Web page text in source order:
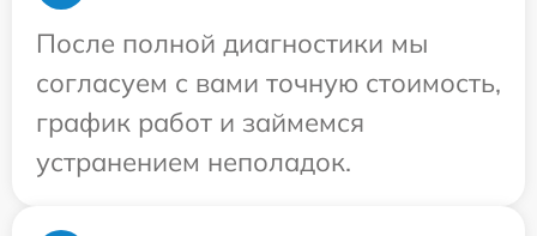
После полной диагностики мы
согласуем с вами точную стоимость,
график работ и займемся
устранением неполадок.